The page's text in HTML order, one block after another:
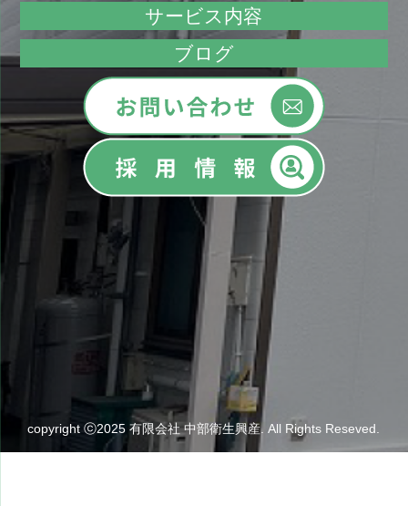
サービス内容
ブログ
copyright ⓒ2025 有限会社 中部衛生興産. All Rights Reseved.